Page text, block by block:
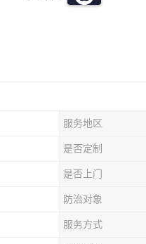
服务地区
是否定制
是否上门
防治对象
服务方式